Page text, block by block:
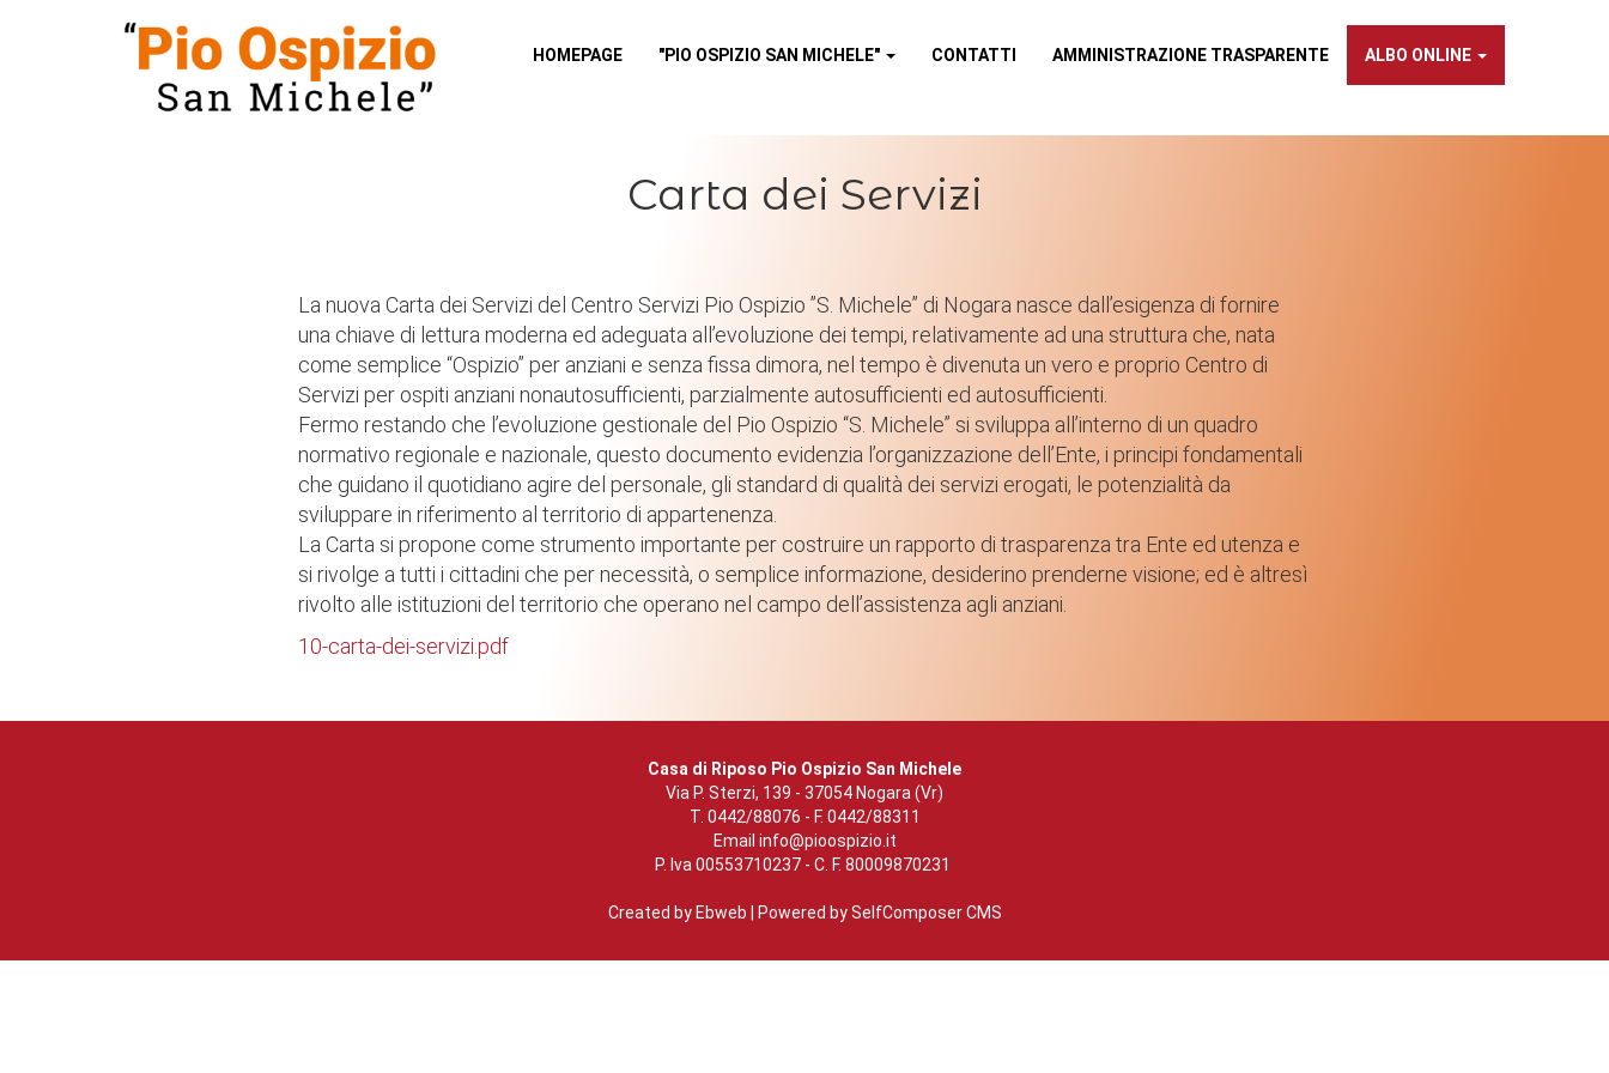
HOMEPAGE "PIO OSPIZIO SAN MICHELE" CONTATTI AMMINISTRAZIONE TRASPARENTE ALBO ONLINE
Homepage
"Pio Ospizio San Michele"
Contatti
AMMINISTRAZIONE TRASPARENTE
Albo online
Carta dei Servizi
La nuova Carta dei Servizi del Centro Servizi Pio Ospizio ”S. Michele” di Nogara nasce dall’esigenza di fornire
una chiave di lettura moderna ed adeguata all’evoluzione dei tempi, relativamente ad una struttura che, nata
come semplice “Ospizio” per anziani e senza fissa dimora, nel tempo è divenuta un vero e proprio Centro di
Servizi per ospiti anziani nonautosufficienti, parzialmente autosufficienti ed autosufficienti.
Fermo restando che l’evoluzione gestionale del Pio Ospizio “S. Michele” si sviluppa all’interno di un quadro
normativo regionale e nazionale, questo documento evidenzia l’organizzazione dell’Ente, i principi fondamentali
che guidano il quotidiano agire del personale, gli standard di qualità dei servizi erogati, le potenzialità da
sviluppare in riferimento al territorio di appartenenza.
La Carta si propone come strumento importante per costruire un rapporto di trasparenza tra Ente ed utenza e
si rivolge a tutti i cittadini che per necessità, o semplice informazione, desiderino prenderne visione; ed è altresì
rivolto alle istituzioni del territorio che operano nel campo dell’assistenza agli anziani.
10-carta-dei-servizi.pdf
Casa di Riposo Pio Ospizio San Michele
Via P. Sterzi, 139 - 37054 Nogara (Vr)
T. 0442/88076 - F. 0442/88311
Email info@pioospizio.it
P. Iva 00553710237 - C. F. 80009870231
Created by Ebweb | Powered by SelfComposer CMS